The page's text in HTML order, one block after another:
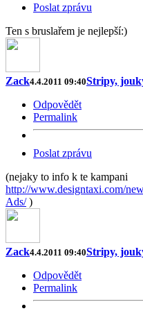
Poslat zprávu
Ten s bruslařem je nejlepší:)
Zack4.4.2011 09:40Stripy,
Odpovědět
Permalink
Poslat zprávu
(nejaky to info k te kampani
http://www.designtaxi.com/
Ads/)
Zack4.4.2011 09:40Stripy,
Odpovědět
Permalink